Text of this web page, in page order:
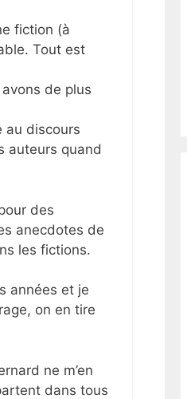
fiction (à
Tout est
de plus
au discours
auteurs quand
des
anecdotes de
les fictions.
années et je
on en tire
ne m’en
dans tous